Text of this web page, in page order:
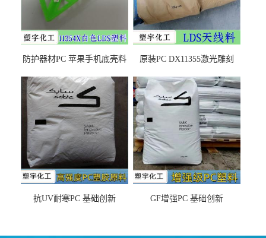
防护器材PC 苹果手机底壳料
之忧
原装PC DX11355激光雕刻
抗UV耐寒PC 基础创新
GF增强PC 基础创新